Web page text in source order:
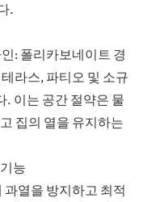
.
: 폴리카보네이트 경
라스, 파티오 및 소규
. 이는 공간 절약은 물
집의 열을 유지하는
능
열을 방지하고 최적